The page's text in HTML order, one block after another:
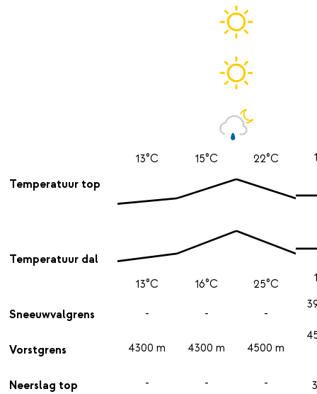
Temperatuur top
Temperatuur dal
Sneeuwvalgrens
Vorstgrens
Neerslag top
13°C
13°C
-
4300 m
-
15°C
16°C
-
4300 m
-
22°C
25°C
-
4500 m
-